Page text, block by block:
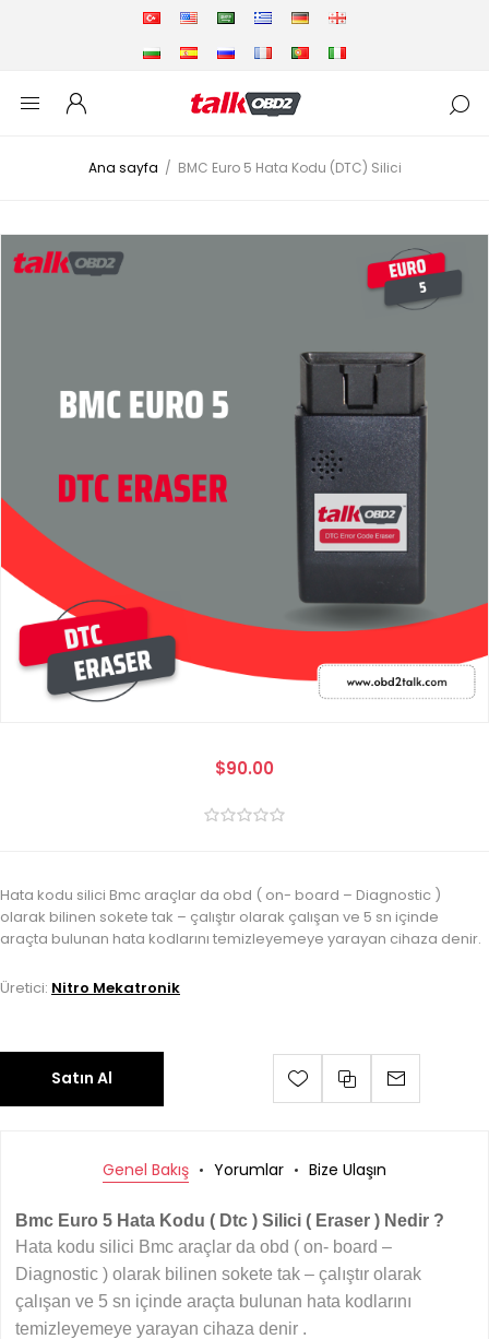
Ana sayfa / BMC Euro 5 Hata Kodu (DTC) Silici
$90.00
Hata kodu silici Bmc araçlar da obd ( on- board – Diagnostic )
olarak bilinen sokete tak – çalıştır olarak çalışan ve 5 sn içinde
araçta bulunan hata kodlarını temizleyemeye yarayan cihaza denir.
Üretici: Nitro Mekatronik
Satın Al
Genel Bakış Yorumlar Bize Ulaşın
Bmc Euro 5 Hata Kodu ( Dtc ) Silici ( Eraser ) Nedir ?
Hata kodu silici Bmc araçlar da obd ( on- board –
Diagnostic ) olarak bilinen sokete tak – çalıştır olarak
çalışan ve 5 sn içinde araçta bulunan hata kodlarını
temizleyemeye yarayan cihaza denir .